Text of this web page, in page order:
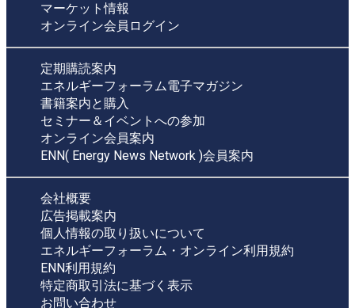
マーケット情報
オンライン会員ログイン
定期購読案内
エネルギーフォーラム電子マガジン
書籍案内と購入
セミナー＆イベントへの参加
オンライン会員案内
ENN( Energy News Network )会員案内
会社概要
広告掲載案内
個人情報の取り扱いについて
エネルギーフォーラム・オンライン利用規約
ENN利用規約
特定商取引法に基づく表示
お問い合わせ